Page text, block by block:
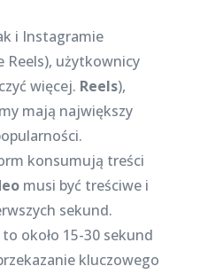
i Instagramie
Reels), użytkownicy
więcej. Reels),
mają największy
konsumują treści
musi być treściwe i
sekund.
około 15-30 sekund
kluczowego